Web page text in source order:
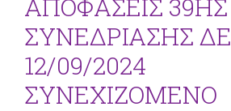
ΑΠΟΦΑΣΕΙΣ 39ΗΣ
ΣΥΝΕΔΡΙΑΣΗΣ ΔΕ
12/09/2024
ΣΥΝΕΧΙΖΟΜΕΝΟ